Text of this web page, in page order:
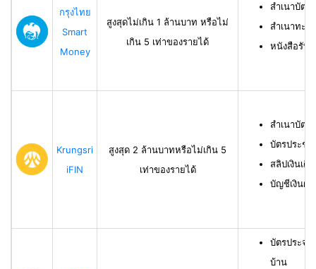
กรุงไทย
Smart
Money
สูงสุดไม่เกิน 1 ล้านบาท หรือไม่
เกิน 5 เท่าของรายได้
สำเนาบัตร
สำเนาทะเ
หนังสือรับร
Krungsri
iFIN
สูงสุด 2 ล้านบาทหรือไม่เกิน 5
เท่าของรายได้
สำเนาบัตร
บัตรประช
สลิปเงินเดื
บัญชีเงินฝา
บัตรประจำ
บ้าน